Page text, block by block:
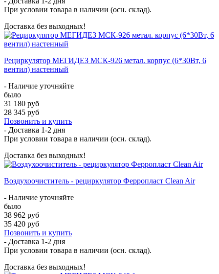
При условии товара в наличии (осн. склад).
Доставка без выходных!
Рециркулятор МЕГИДЕЗ МСК-926 метал. корпус (6*30Вт, 6
вентил) настенный
- Наличие уточняйте
было
31 180 руб
28 345 руб
Позвонить и купить
- Доставка 1-2 дня
При условии товара в наличии (осн. склад).
Доставка без выходных!
Воздухоочиститель - рециркулятор Ферропласт Clean Air
- Наличие уточняйте
было
38 962 руб
35 420 руб
Позвонить и купить
- Доставка 1-2 дня
При условии товара в наличии (осн. склад).
Доставка без выходных!